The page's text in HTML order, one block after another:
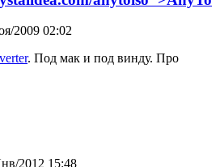
2009 02:02
. Под мак и под винду. Про
2012 15:48